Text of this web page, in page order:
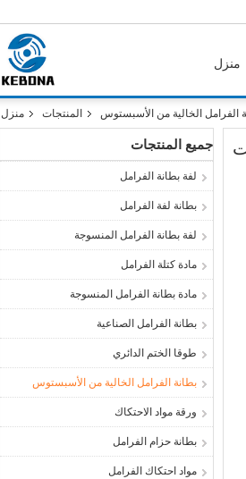
منزل
منزل المنتجات الفرامل الخالية من الأسبستوس
جميع المنتجات
لفة بطانة الفرامل
بطانة لفة الفرامل
لفة بطانة الفرامل المنسوجة
مادة كتلة الفرامل
مادة بطانة الفرامل المنسوجة
بطانة الفرامل الصناعية
طوقا الختم الدائري
بطانة الفرامل الخالية من الأسبستوس
ورقة مواد الاحتكاك
بطانة حزام الفرامل
مواد احتكاك الفرامل